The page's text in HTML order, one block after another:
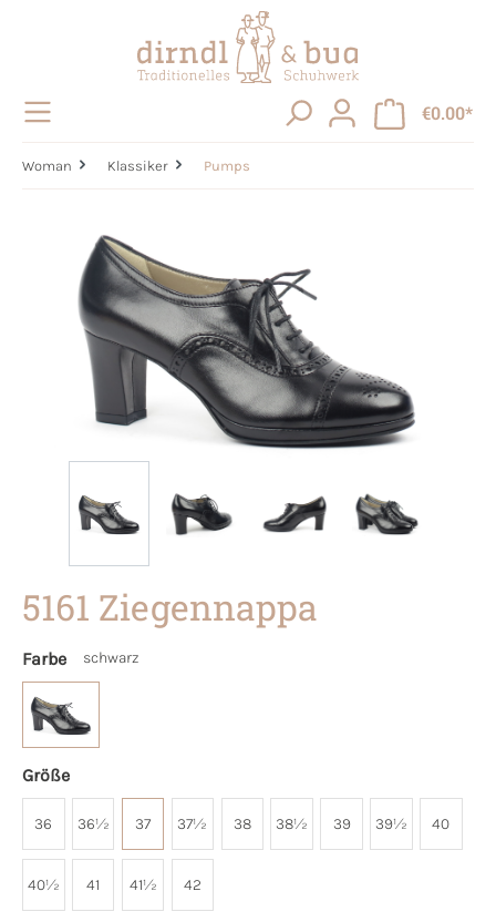
€0.00*
Woman Klassiker Pumps
5161 Ziegennappa
Farbe schwarz
Größe
36 36½ 37 37½ 38 38½ 39 39½ 40
40½ 41 41½ 42